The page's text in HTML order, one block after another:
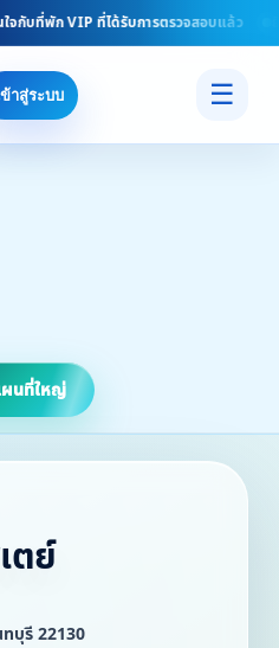
กับที่พัก VIP ที่ได้รับการตรวจสอบแล้ว
ข้าสู่ระบบ ☰
ผนที่ใหญ่
ตย์
บุรี 22130